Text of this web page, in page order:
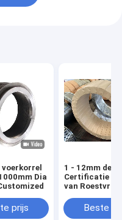
voerkorrel
Dia
prijs
1 - 12mm de
Certificatie
van Roestvrij
customized
Beste